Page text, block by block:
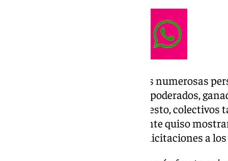
En la Gala han estado presentes numerosas
toreo, desde matadores, hasta apoderados,
aficionados. También, por supuesto,
Málaga. A todos ellos el presidente quiso
y acudir al acto, así como sus felicitaciones a